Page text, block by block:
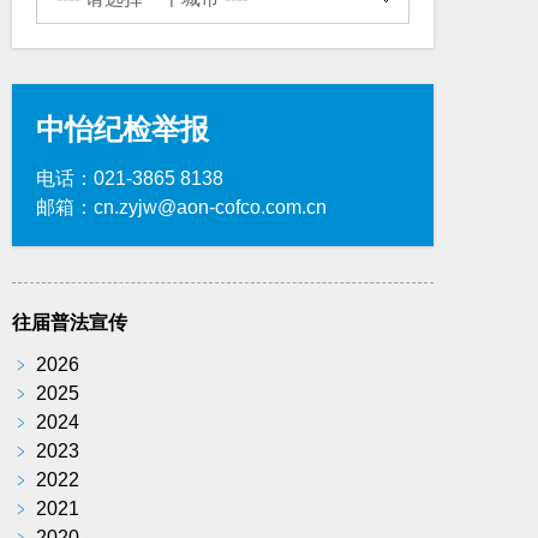
中怡纪检举报
电话：021-3865 8138
邮箱：cn.zyjw@aon-cofco.com.cn
往届普法宣传
﹥
2026
﹥
2025
﹥
2024
﹥
2023
﹥
2022
﹥
2021